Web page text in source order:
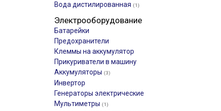
Вода дистилированная (1)
Электрооборудование
Батарейки
Предохранители
Клеммы на аккумулятор
Прикуриватели в машину
Аккумуляторы (3)
Инвертор
Генераторы электрические
Мультиметры (1)